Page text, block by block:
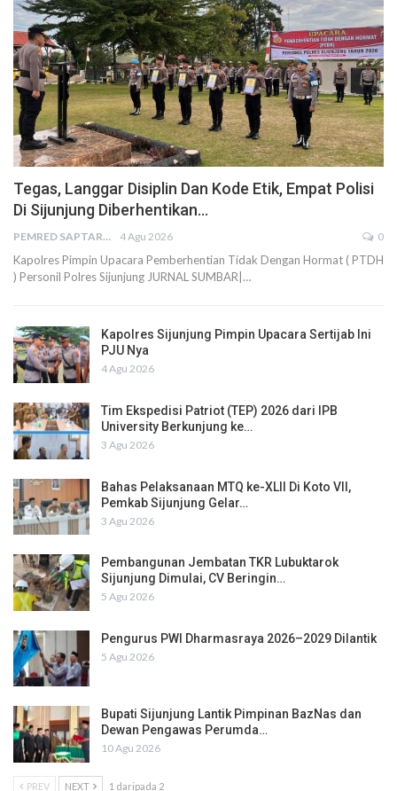
Tegas, Langgar Disiplin Dan Kode Etik, Empat Polisi
Di Sijunjung Diberhentikan…
PEMRED SAPTARIUS 4 Agu 2026 0
Kapolres Pimpin Upacara Pemberhentian Tidak Dengan Hormat ( PTDH
) Personil Polres Sijunjung JURNAL SUMBAR|…
Kapolres Sijunjung Pimpin Upacara Sertijab Ini
PJU Nya
4 Agu 2026
Tim Ekspedisi Patriot (TEP) 2026 dari IPB
University Berkunjung ke…
3 Agu 2026
Bahas Pelaksanaan MTQ ke-XLII Di Koto VII,
Pemkab Sijunjung Gelar…
3 Agu 2026
Pembangunan Jembatan TKR Lubuktarok
Sijunjung Dimulai, CV Beringin…
5 Agu 2026
Pengurus PWI Dharmasraya 2026–2029 Dilantik
5 Agu 2026
Bupati Sijunjung Lantik Pimpinan BazNas dan
Dewan Pengawas Perumda…
10 Agu 2026
PREV NEXT 1 daripada 2